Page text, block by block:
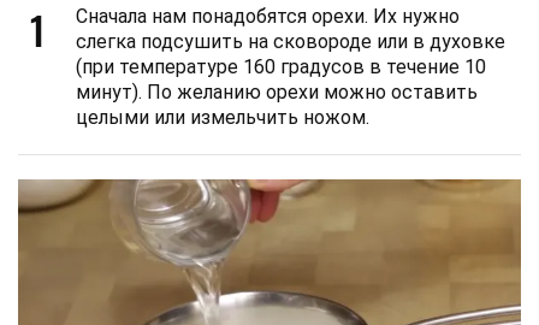
1
Сначала нам понадобятся орехи. Их нужно
слегка подсушить на сковороде или в духовке
(при температуре 160 градусов в течение 10
минут). По желанию орехи можно оставить
целыми или измельчить ножом.